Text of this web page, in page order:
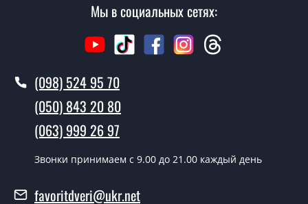
Грейт?
условии наличия их на складе, либо на следующий
день.
Можно на сегодня вызвать
У вас есть в наличии готовые
Мы в социальных сетях:
(098) 524 95 70
(050) 843 20 80
(063) 999 26 97
Звонки принимаем c 9.00 до 21.00 каждый день
favoritdveri@ukr.net